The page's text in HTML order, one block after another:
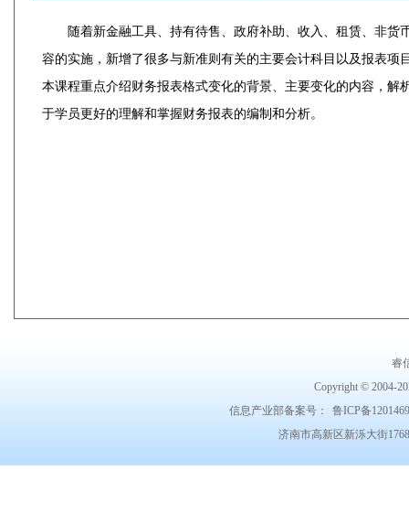
随着新金融工具、持有待售、政府补助、收入、租赁、非货
容的实施，新增了很多与新准则有关的主要会计科目以及报表项
本课程重点介绍财务报表格式变化的背景、主要变化的内容，解
于学员更好的理解和掌握财务报表的编制和分析。
睿
Copyright © 2004-
信息产业部备案号：
鲁ICP备
济南市高新区新泺大街